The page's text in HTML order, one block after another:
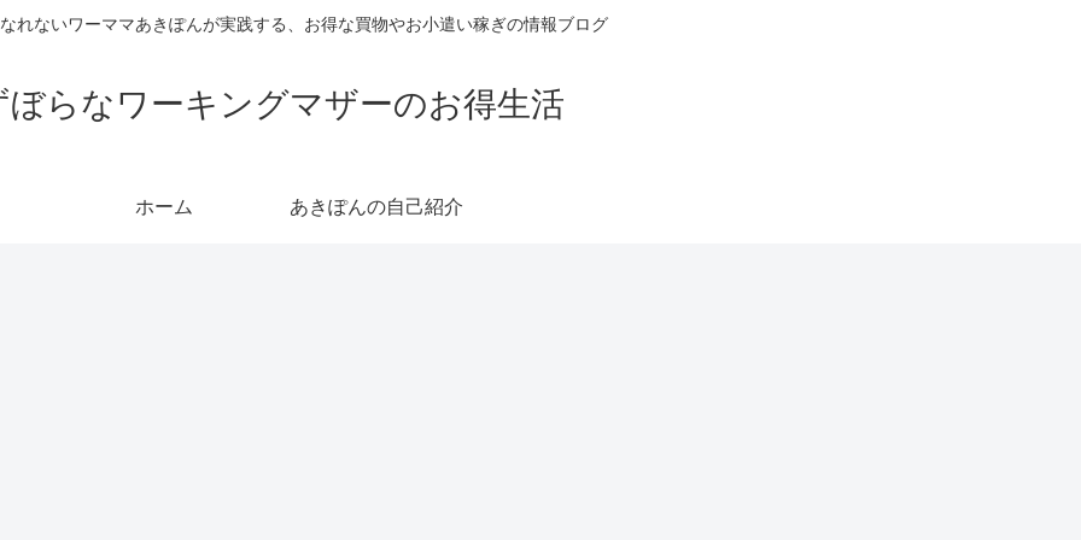
れないワーママあきぽんが実践する、お得な買物やお小遣い稼ぎの情報ブログ
ぼらなワーキングマザーのお得生活
ホーム あきぽんの自己紹介